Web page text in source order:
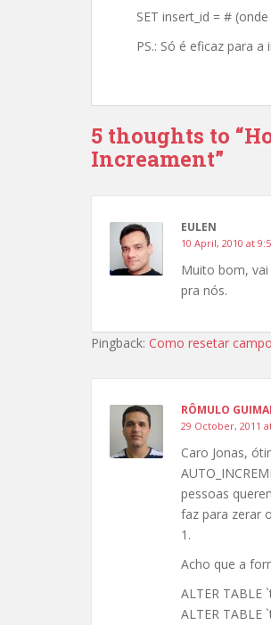
SET insert_id = #
PS.: Só é eficaz para
5 thoughts to
Increament”
EULEN
10 April, 2010 at
Muito bom, vai
pra nós.
Pingback: Como resetar
RÔMULO
29 October, 2011
Caro Jonas,
pessoas
faz para zerar
1.
Acho que a
ALTER TABLE
ALTER TABLE